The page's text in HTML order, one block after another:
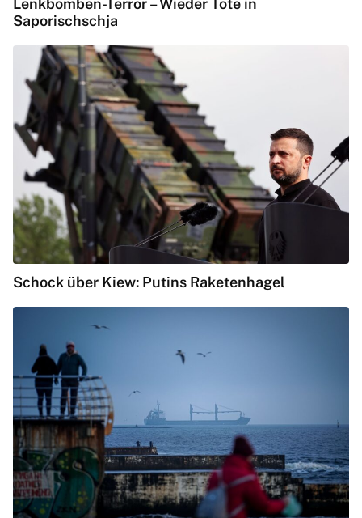
Lenkbomben-Terror – Wieder Tote in
Saporischschja
Schock über Kiew: Putins Raketenhagel